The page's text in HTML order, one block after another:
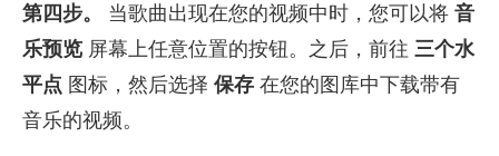
第四步。 当歌曲出现在您的视频中时，您可以将 音
乐预览 屏幕上任意位置的按钮。之后，前往 三个水
平点 图标，然后选择 保存 在您的图库中下载带有
音乐的视频。